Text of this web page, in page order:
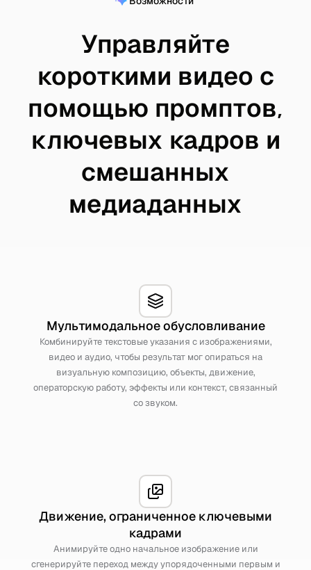
Управляйте
короткими видео с
помощью промптов,
ключевых кадров и
смешанных
медиаданных
Мультимодальное обусловливание
Комбинируйте текстовые указания с изображениями,
видео и аудио, чтобы результат мог опираться на
визуальную композицию, объекты, движение,
операторскую работу, эффекты или контекст, связанный
со звуком.
Движение, ограниченное ключевыми
кадрами
Анимируйте одно начальное изображение или
сгенерируйте переход между упорядоченными первым и